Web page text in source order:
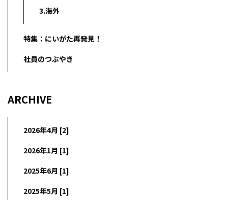
3.海外
特集：にいがた再発見！
社員のつぶやき
ARCHIVE
2026年4月 [2]
2026年1月 [1]
2025年6月 [1]
2025年5月 [1]